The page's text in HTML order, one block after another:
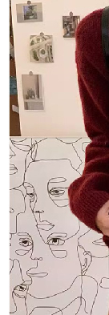
３．安心：先確認
【「AFTEE先享後
１．於結帳方式選
結帳頁面，進行簡
２．訂單成立數日
３．收到繳費通知
ATM／網路銀行／
※ 請注意：結帳手續
購買商品的店家。未
後付繳納相關費用。
※ 交易是否成功請
是否繳費成功／繳
客戶支援中心」
【注意事項】
１．透過由恩沛科技
易，需依本服務之必
權轉讓予恩沛科技股
２．關於個人資料
https://aftee.tw/
３．未成年的使用
全家取貨付款
每筆NT$80，滿
付款後全家取貨
每筆NT$80，滿
萊爾富取貨付款
每筆NT$80，滿
付款後萊爾富取貨
每筆NT$80，滿
離島取貨加價40
每筆NT$80，滿
付款後7-11取貨
每筆NT$80，滿